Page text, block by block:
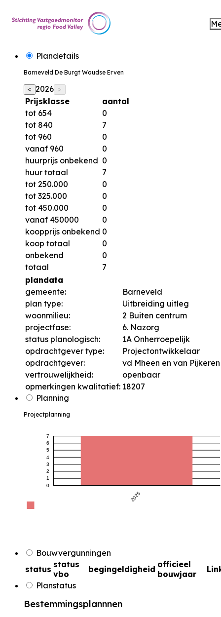
Plandetails
Barneveld De Burgt Woudse Erven
< 2026 >
Prijsklasse
aantal
tot 654
0
tot 840
7
tot 960
0
vanaf 960
0
huurprijs onbekend 0
huur totaal
7
tot 250.000
0
tot 325.000
0
tot 450.000
0
vanaf 450000
0
koopprijs onbekend 0
koop totaal
0
onbekend
0
totaal
7
plandata
gemeente:
Barneveld
plan type:
Uitbreiding uitleg
woonmilieu:
2 Buiten centrum
projectfase:
6. Nazorg
status planologisch:
1A Onherroepelijk
opdrachtgever type:
Projectontwikkelaar
opdrachtgever:
vd Mheen en van Pijkeren
vertrouwelijkheid:
openbaar
opmerkingen kwalitatief: 18207
Planning
Projectplanning
0
1
2
3
4
5
6
7
2025
Bouwvergunningen
status status
vbo
begingeldigheid officieel
bouwjaar
Planstatus
Bestemmingsplannnen